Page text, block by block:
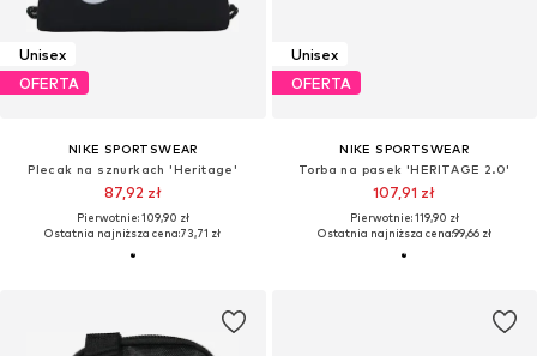
Unisex
OFERTA
NIKE SPORTSWEAR
Plecak na sznurkach 'Heritage'
87,92 zł
Pierwotnie: 109,90 zł
Ostatnia najniższa cena:73,71 zł
Unisex
OFERTA
NIKE SPORTSWEAR
Torba na pasek 'HERITAGE 2.0'
107,91 zł
Pierwotnie: 119,90 zł
Ostatnia najniższa cena:99,66 zł